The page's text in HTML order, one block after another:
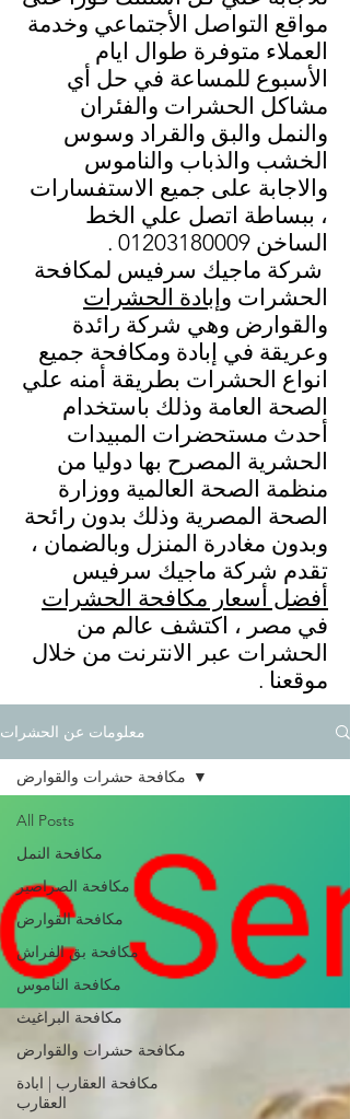
مواقع التواصل الأجتماعي وخدمة
العملاء متوفرة طوال ايام
الأسبوع للمساعة في حل أي
مشاكل الحشرات والفئران
والنمل والبق والقراد وسوس
الخشب والذباب والناموس
والاجابة على جميع الاستفسارات
، ببساطة اتصل علي الخط
الساخن 01203180009
.
شركة ماجيك سرفيس لمكافحة
الحشرات وإبادة الحشرات
والقوارض وهي شركة رائدة
وعريقة في إبادة ومكافحة جميع
انواع الحشرات بطريقة أمنه علي
الصحة العامة وذلك باستخدام
أحدث مستحضرات المبيدات
الحشرية المصرح بها دوليا من
منظمة الصحة العالمية ووزارة
الصحة المصرية وذلك بدون رائحة
وبدون مغادرة المنزل وبالضمان ،
تقدم شركة ماجيك سرفيس
أفضل أسعار مكافحة الحشرات
في مصر ، اكتشف عالم من
الحشرات عبر الانترنت من خلال
موقعنا .
معلومات عن الحشرات
All Posts
مكافحة النمل
مكافحة الصراصير
مكافحة القوارض
مكافحة بق الفراش
مكافحة الناموس
مكافحة البراغيث
مكافحة حشرات والقوارض
مكافحة العقارب | ابادة
العقارب
مكافحة حشرات والقوارض